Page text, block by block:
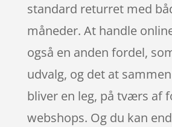
standard returret med
måneder. At handle
også en anden fordel,
udvalg, og det at
bliver en leg, på tværs af
webshops. Og du kan